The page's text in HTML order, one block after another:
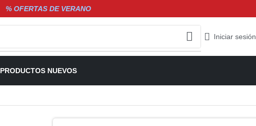
% OFERTAS DE VERANO
Iniciar sesión
PRODUCTOS NUEVOS